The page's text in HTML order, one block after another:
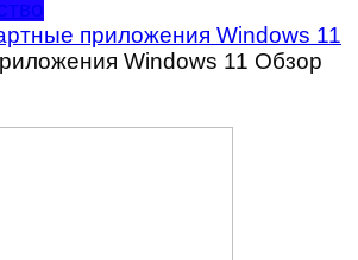
приложения Windows 11
Windows 11 Обзор